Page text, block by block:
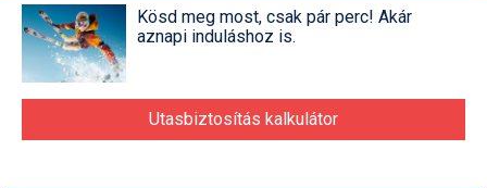
Kösd meg most, csak pár perc! Akár
aznapi induláshoz is.
Utasbiztosítás kalkulátor